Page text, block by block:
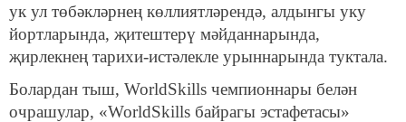
ук ул төбәкләрнең көллиятләрендә, алдынгы уку
йортларында, җитештерү мәйданнарында,
җирлекнең тарихи-истәлекле урыннарында туктала.
Болардан тыш, WorldSkills чемпионнары белән
очрашулар, «WorldSkills байрагы эстафетасы»